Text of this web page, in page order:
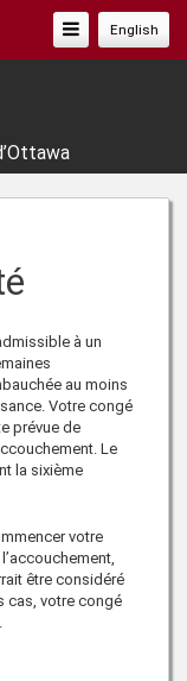
English
Basculer
La
à un
au moins
Votre congé
prévue de
Le
la sixième
votre
être considéré
cas, votre congé